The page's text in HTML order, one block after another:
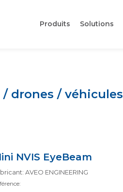
Produits Solutions
/ drones / véhicules
NVIS EyeBeam
AVEO ENGINEERING